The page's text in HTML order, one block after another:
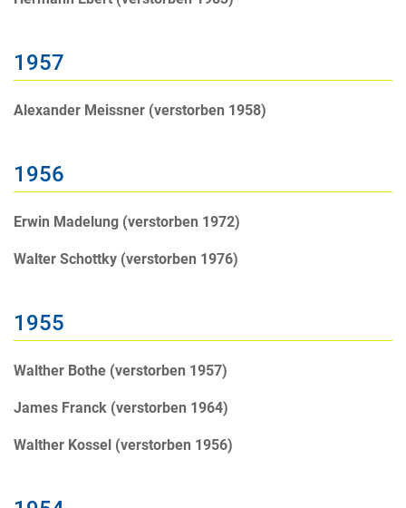
1957
Alexander Meissner (verstorben 1958)
1956
Erwin Madelung (verstorben 1972)
Walter Schottky (verstorben 1976)
1955
Walther Bothe (verstorben 1957)
James Franck (verstorben 1964)
Walther Kossel (verstorben 1956)